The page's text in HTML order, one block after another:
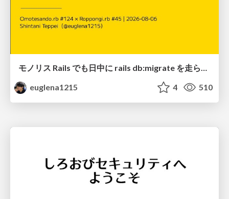
モノリス Rails でも日中に rails db:migrate を走らせたい！ / Daytime rails db:migrate on Monolithic Rails!
euglena1215
4 510